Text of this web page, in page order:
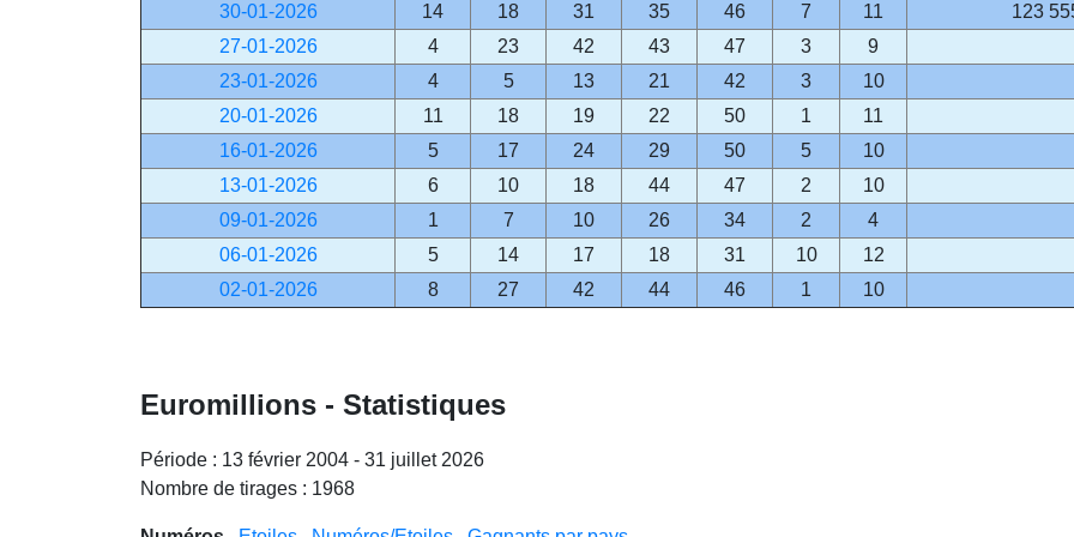
30-01-2026
14 18 31 35 46 7 11
123
27-01-2026
4 23 42 43 47 3
9
23-01-2026
4 5 13 21 42 3
10
20-01-2026
11 18 19 22 50 1
11
16-01-2026
5 17 24 29 50 5
10
13-01-2026
6 10 18 44 47 2
10
09-01-2026
1 7 10 26 34 2
4
06-01-2026
5 14 17 18 31 10
12
02-01-2026
8 27 42 44 46 1 10
Euromillions - Statistiques
Période : 13 février 2004 - 31 juillet 2026
Nombre de tirages : 1968